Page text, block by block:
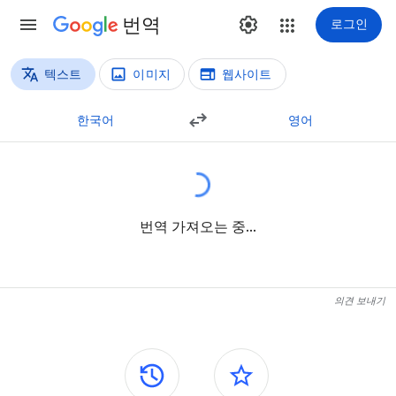
번역 로그인
번역 방법
텍스트 이미지 웹사이트
한국어 영어
번역 가져오는 중...
의견 보내기